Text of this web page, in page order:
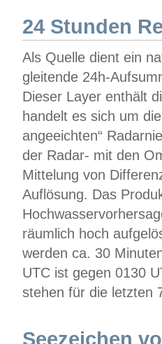
24 Stunden
Als Quelle dient ein
gleitende 24h-
Dieser Layer enthält
handelt es sich um
angeeichten“
der Radar- mit den
Mittelung von
Auflösung. Das
räumlich hoch
werden ca. 30
UTC ist gegen 0130
stehen für die letzten
Seezeichen